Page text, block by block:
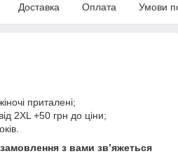
Доставка Оплата Умови
приталені;
2XL +50 грн до ціни;
з вами зв’яжеться